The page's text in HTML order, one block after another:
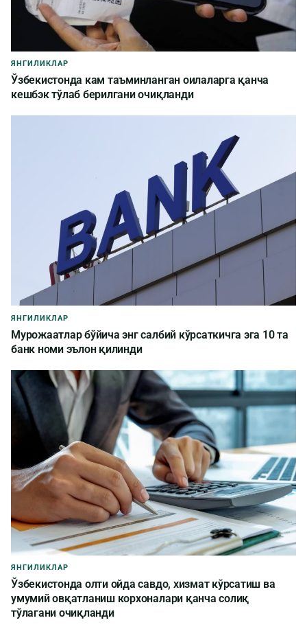
ЯНГИЛИКЛАР
Ўзбекистонда кам таъминланган оилаларга қанча
кешбэк тўлаб берилгани очиқланди
ЯНГИЛИКЛАР
Мурожаатлар бўйича энг салбий кўрсаткичга эга 10 та
банк номи эълон қилинди
ЯНГИЛИКЛАР
Ўзбекистонда олти ойда савдо, хизмат кўрсатиш ва
умумий овқатланиш корхоналари қанча солиқ
тўлагани очиқланди